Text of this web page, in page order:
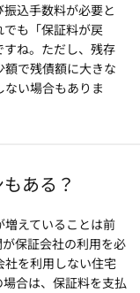
込手数料が必要と
も「保証料が戻
ね。ただし、残存
で残債額に大きな
い場合もありま
ある？
えていることは前
保証会社の利用を必
を利用しない住宅
合は、保証料を支払